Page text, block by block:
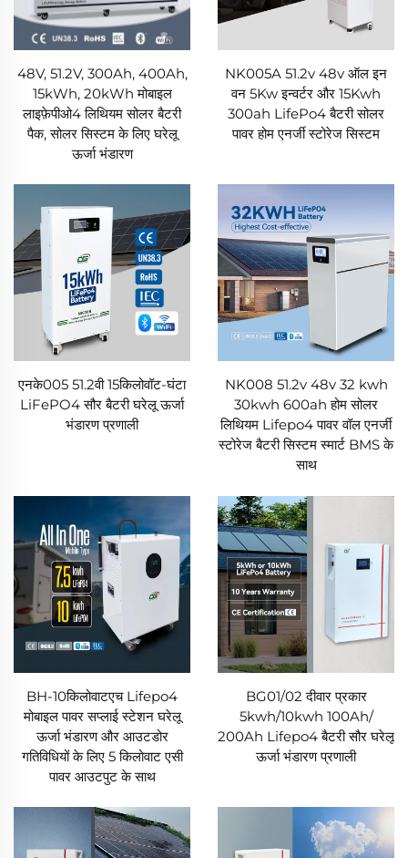
48V, 51.2V, 300Ah, 400Ah,
15kWh, 20kWh मोबाइल
लाइफ़ेपीओ4 लिथियम सोलर बैटरी
पैक, सोलर सिस्टम के लिए घरेलू
ऊर्जा भंडारण
NK005A 51.2v 48v ऑल इन
वन 5Kw इन्वर्टर और 15Kwh
300ah LifePo4 बैटरी सोलर
पावर होम एनर्जी स्टोरेज सिस्टम
एनके005 51.2वी 15किलोवॉट-घंटा
LiFePO4 सौर बैटरी घरेलू ऊर्जा
भंडारण प्रणाली
NK008 51.2v 48v 32 kwh
30kwh 600ah होम सोलर
लिथियम Lifepo4 पावर वॉल एनर्जी
स्टोरेज बैटरी सिस्टम स्मार्ट BMS के
साथ
BH-10किलोवाटएच Lifepo4
मोबाइल पावर सप्लाई स्टेशन घरेलू
ऊर्जा भंडारण और आउटडोर
गतिविधियों के लिए 5 किलोवाट एसी
पावर आउटपुट के साथ
BG01/02 दीवार प्रकार
5kwh/10kwh 100Ah/
200Ah Lifepo4 बैटरी सौर घरेलू
ऊर्जा भंडारण प्रणाली